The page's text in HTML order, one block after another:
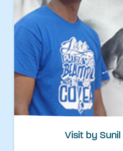
Visit by Sunil